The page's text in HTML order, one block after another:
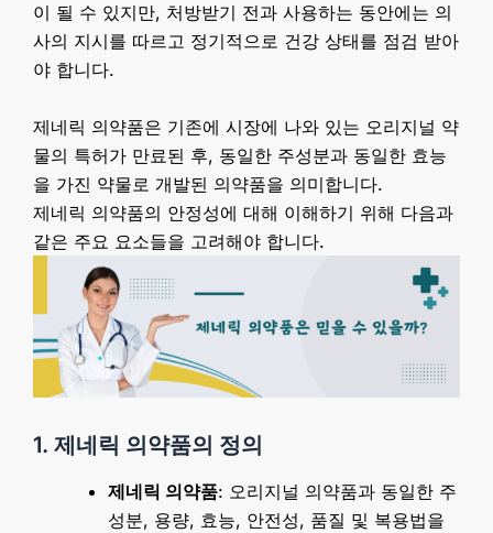
이 될 수 있지만, 처방받기 전과 사용하는 동안에는 의
사의 지시를 따르고 정기적으로 건강 상태를 점검 받아
야 합니다.
제네릭 의약품은 기존에 시장에 나와 있는 오리지널 약
물의 특허가 만료된 후, 동일한 주성분과 동일한 효능
을 가진 약물로 개발된 의약품을 의미합니다.
제네릭 의약품의 안정성에 대해 이해하기 위해 다음과
같은 주요 요소들을 고려해야 합니다.
1. 제네릭 의약품의 정의
제네릭 의약품: 오리지널 의약품과 동일한 주
성분, 용량, 효능, 안전성, 품질 및 복용법을